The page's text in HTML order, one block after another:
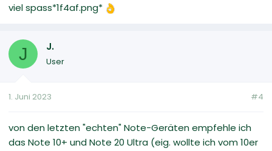
viel spass*1f4af.png*
J J.
User
1. Juni 2023 #4
von den letzten "echten" Note-Geräten empfehle ich
das Note 10+ und Note 20 Ultra (eig. wollte ich vom 10er